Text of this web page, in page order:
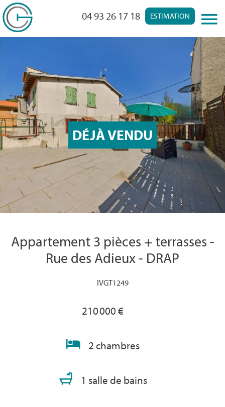
ESTIMATION
04 93 26 17 18
DÉJÀ VENDU
Appartement 3 pièces + terrasses -
Rue des Adieux - DRAP
IVGT1249
210 000 €
2 chambres
1 salle de bains